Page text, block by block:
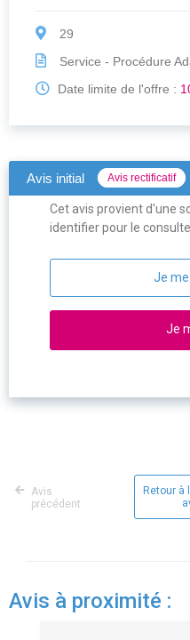
29
Service - Procédure
Date limite de l'offre :
Avis initial Avis rectificatif
Cet avis provient d'une
identifier pour le
Je
Je
Avis
précédent
Retour à
Avis à proximité :